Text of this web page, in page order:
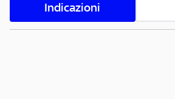
Indicazioni